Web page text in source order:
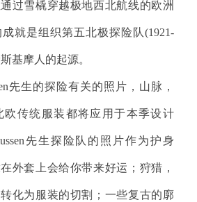
过雪橇穿越极地西北航线的欧洲
就是组织第五北极探险队(1921-
基摩人的起源。
先生的探险有关的照片，山脉，
欧传统服装都将应用于本季设计
先生探险队的照片作为护身
外套上会给你带来好运；狩猎，
化为服装的切割；一些复古的廓